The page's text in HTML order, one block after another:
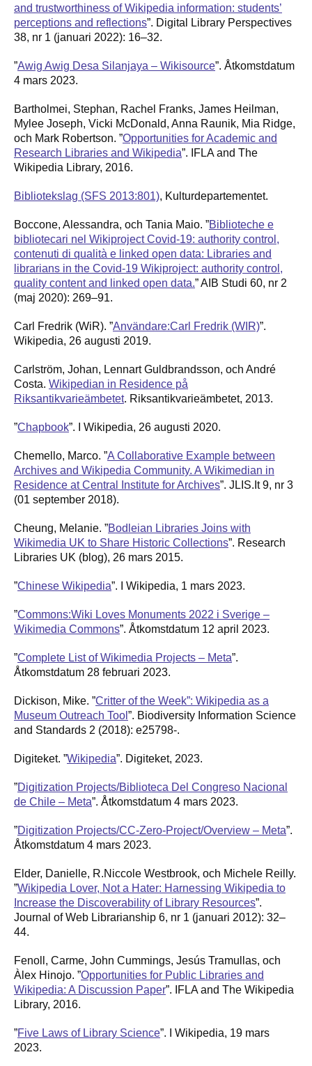
and trustworthiness of Wikipedia information: students’
perceptions and reflections”. Digital Library Perspectives
38, nr 1 (januari 2022): 16–32.
”Awig Awig Desa Silanjaya – Wikisource”. Åtkomstdatum
4 mars 2023.
Bartholmei, Stephan, Rachel Franks, James Heilman,
Mylee Joseph, Vicki McDonald, Anna Raunik, Mia Ridge,
och Mark Robertson. ”Opportunities for Academic and
Research Libraries and Wikipedia”. IFLA and The
Wikipedia Library, 2016.
Bibliotekslag (SFS 2013:801), Kulturdepartementet.
Boccone, Alessandra, och Tania Maio. ”Biblioteche e
bibliotecari nel Wikiproject Covid-19: authority control,
contenuti di qualità e linked open data: Libraries and
librarians in the Covid-19 Wikiproject: authority control,
quality content and linked open data.” AIB Studi 60, nr 2
(maj 2020): 269–91.
Carl Fredrik (WiR). ”Användare:Carl Fredrik (WIR)”.
Wikipedia, 26 augusti 2019.
Carlström, Johan, Lennart Guldbrandsson, och André
Costa. Wikipedian in Residence på
Riksantikvarieämbetet. Riksantikvarieämbetet, 2013.
”Chapbook”. I Wikipedia, 26 augusti 2020.
Chemello, Marco. ”A Collaborative Example between
Archives and Wikipedia Community. A Wikimedian in
Residence at Central Institute for Archives”. JLIS.It 9, nr 3
(01 september 2018).
Cheung, Melanie. ”Bodleian Libraries Joins with
Wikimedia UK to Share Historic Collections”. Research
Libraries UK (blog), 26 mars 2015.
”Chinese Wikipedia”. I Wikipedia, 1 mars 2023.
”Commons:Wiki Loves Monuments 2022 i Sverige –
Wikimedia Commons”. Åtkomstdatum 12 april 2023.
”Complete List of Wikimedia Projects – Meta”.
Åtkomstdatum 28 februari 2023.
Dickison, Mike. ”Critter of the Week”: Wikipedia as a
Museum Outreach Tool ”. Biodiversity Information Science
and Standards 2 (2018): e25798-.
Digiteket. ”Wikipedia”. Digiteket, 2023.
”Digitization Projects/Biblioteca Del Congreso Nacional
de Chile – Meta”. Åtkomstdatum 4 mars 2023.
”Digitization Projects/CC-Zero-Project/Overview – Meta”.
Åtkomstdatum 4 mars 2023.
Elder, Danielle, R.Niccole Westbrook, och Michele Reilly.
”Wikipedia Lover, Not a Hater: Harnessing Wikipedia to
Increase the Discoverability of Library Resources”.
Journal of Web Librarianship 6, nr 1 (januari 2012): 32–
44.
Fenoll, Carme, John Cummings, Jesús Tramullas, och
Àlex Hinojo. ”Opportunities for Public Libraries and
Wikipedia: A Discussion Paper”. IFLA and The Wikipedia
Library, 2016.
”Five Laws of Library Science”. I Wikipedia, 19 mars
2023.